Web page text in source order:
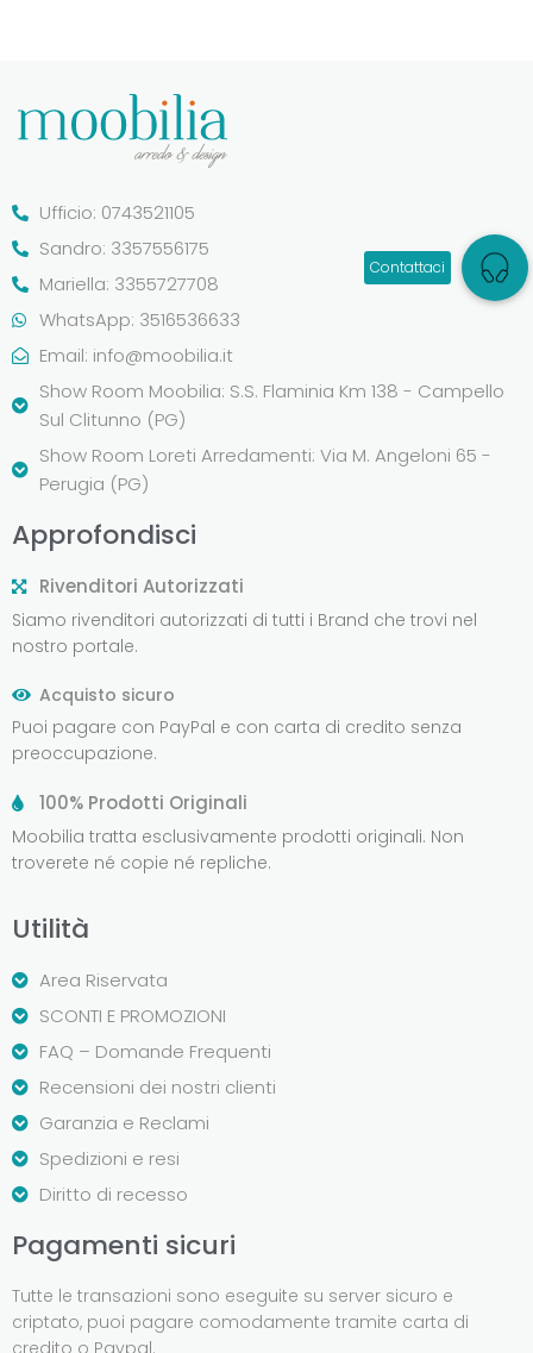
Ufficio: 0743521105
Sandro: 3357556175
Mariella: 3355727708
WhatsApp: 3516536633
Email: info@moobilia.it
Show Room Moobilia: S.S. Flaminia Km 138 - Campello
Sul Clitunno (PG)
Show Room Loreti Arredamenti: Via M. Angeloni 65 -
Perugia (PG)
Approfondisci
Rivenditori Autorizzati
Siamo rivenditori autorizzati di tutti i Brand che trovi nel
nostro portale.
Acquisto sicuro
Puoi pagare con PayPal e con carta di credito senza
preoccupazione.
100% Prodotti Originali
Moobilia tratta esclusivamente prodotti originali. Non
troverete né copie né repliche.
Utilità
Area Riservata
SCONTI E PROMOZIONI
FAQ – Domande Frequenti
Recensioni dei nostri clienti
Garanzia e Reclami
Spedizioni e resi
Diritto di recesso
Pagamenti sicuri
Tutte le transazioni sono eseguite su server sicuro e
criptato, puoi pagare comodamente tramite carta di